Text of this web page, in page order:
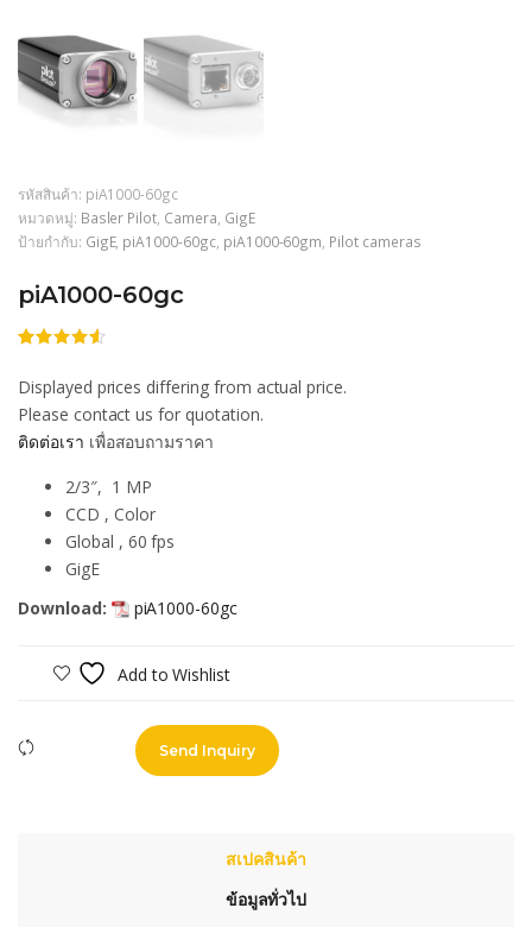
รหัสสินค้า: piA1000-60gc
หมวดหมู่: Basler Pilot Camera GigE
ป้ายกำกับ: GigE, piA1000-60gc, piA1000-60gm Pilot cameras
piA1000-60gc
คะแนน
4.51จาก
5 คะแนน
การให้
ของลูกค้า
Displayed prices differing from actual price.
Please contact us for quotation.
ติดต่อเรา เพื่อสอบถามราคา
2/3″, 1 MP
CCD , Color
Global , 60 fps
GigE
Download:
piA1000-60gc
Add to Wishlist
Send Inquiry
สเปคสินค้า
ข้อมูลทั่วไป